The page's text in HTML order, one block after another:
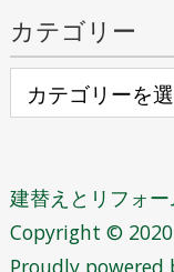
カテゴリー
テ
リ
ー
建替えとリフォ
Copyright © 2020
Proudly powered